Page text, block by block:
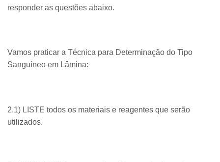
responder as questões abaixo.
Vamos praticar a Técnica para Determinação do Tipo
Sanguíneo em Lâmina:
2.1) LISTE todos os materiais e reagentes que serão
utilizados.